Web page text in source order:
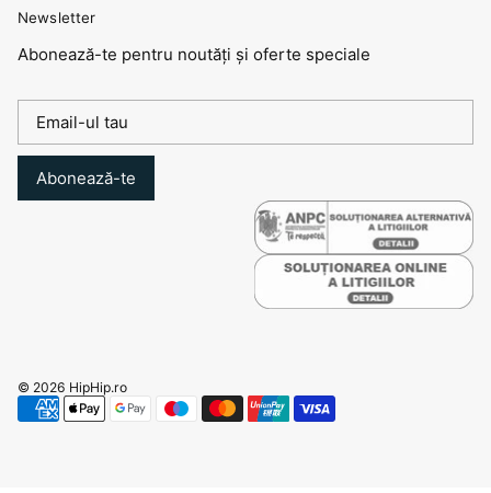
Newsletter
Abonează-te pentru noutăți și oferte speciale
Abonează-te
© 2026 HipHip.ro